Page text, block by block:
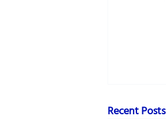
Recent Posts